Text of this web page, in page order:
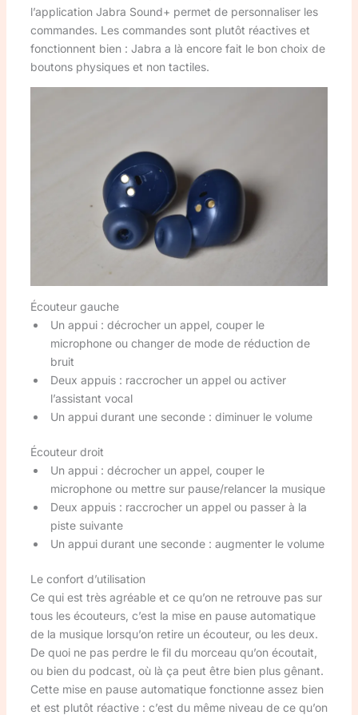
l’application Jabra Sound+ permet de personnaliser les
commandes. Les commandes sont plutôt réactives et
fonctionnent bien : Jabra a là encore fait le bon choix de
boutons physiques et non tactiles.
Écouteur gauche
Un appui : décrocher un appel, couper le
microphone ou changer de mode de réduction de
bruit
Deux appuis : raccrocher un appel ou activer
l’assistant vocal
Un appui durant une seconde : diminuer le volume
Écouteur droit
Un appui : décrocher un appel, couper le
microphone ou mettre sur pause/relancer la musique
Deux appuis : raccrocher un appel ou passer à la
piste suivante
Un appui durant une seconde : augmenter le volume
Le confort d’utilisation
Ce qui est très agréable et ce qu’on ne retrouve pas sur
tous les écouteurs, c’est la mise en pause automatique
de la musique lorsqu’on retire un écouteur, ou les deux.
De quoi ne pas perdre le fil du morceau qu’on écoutait,
ou bien du podcast, où là ça peut être bien plus gênant.
Cette mise en pause automatique fonctionne assez bien
et est plutôt réactive : c’est du même niveau de ce qu’on